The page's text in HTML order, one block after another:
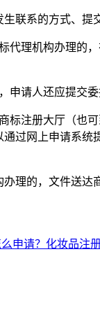
联系的方式、提
理机构办理的
请人还应提交
注册大厅（也
过网上申请系
理的，文件送达
申请？化妆品注